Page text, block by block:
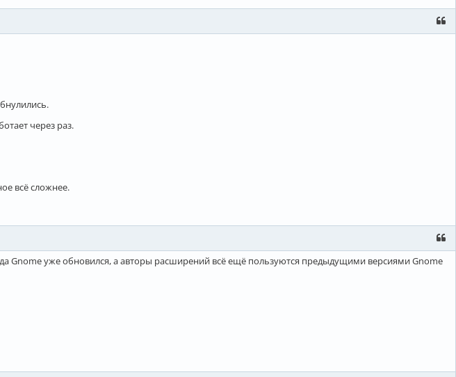
через раз.
всё сложнее.
Gnome уже обновился, а авторы расширений всё ещё пользуются предыдущими версиями Gnome